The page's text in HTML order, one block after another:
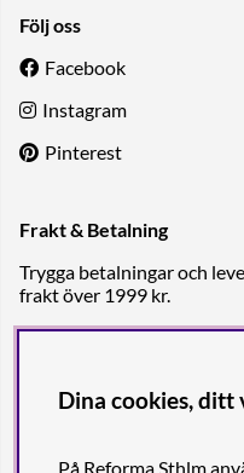
Följ oss
Facebook
Instagram
Pinterest
Frakt & Betalning
Trygga betalningar och
frakt över 1999 kr.
Dina cookies, ditt
På Reforma Sthlm